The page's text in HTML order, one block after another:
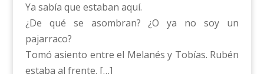
Ya sabía que estaban aquí.
¿De qué se asombran? ¿O ya no soy un
pajarraco?
Tomó asiento entre el Melanés y Tobías. Rubén
estaba al frente. […]